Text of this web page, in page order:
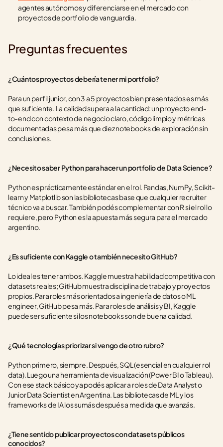
agentes autónomos y diferenciarse en el mercado con
proyectos de portfolio de vanguardia.
Preguntas frecuentes
¿Cuántos proyectos debería tener mi portfolio?
Para un perfil junior, con 3 a 5 proyectos bien presentados es más
que suficiente. La calidad supera a la cantidad: un proyecto end-
to-end con contexto de negocio claro, código limpio y métricas
documentadas pesa más que diez notebooks de exploración sin
conclusiones.
¿Necesito saber Python para hacer un portfolio de Data Science?
Python es prácticamente estándar en el rol. Pandas, NumPy, Scikit-
learn y Matplotlib son las bibliotecas base que cualquier recruiter
técnico va a buscar. También podés complementar con R si el rol lo
requiere, pero Python es la apuesta más segura para el mercado
argentino.
¿Es suficiente con Kaggle o también necesito GitHub?
Lo ideal es tener ambos. Kaggle muestra habilidad competitiva con
datasets reales; GitHub muestra disciplina de trabajo y proyectos
propios. Para roles más orientados a ingeniería de datos o ML
engineer, GitHub pesa más. Para roles de análisis y BI, Kaggle
puede ser suficiente si los notebooks son de buena calidad.
¿Qué tecnologías priorizar si vengo de otro rubro?
Python primero, siempre. Después, SQL (esencial en cualquier rol
data). Luego una herramienta de visualización (Power BI o Tableau).
Con ese stack básico ya podés aplicar a roles de Data Analyst o
Junior Data Scientist en Argentina. Las bibliotecas de ML y los
frameworks de IA los sumás después a medida que avanzás.
¿Tiene sentido publicar proyectos con datasets públicos
conocidos?